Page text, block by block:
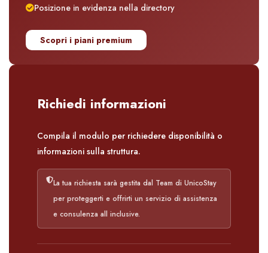
Posizione in evidenza nella directory
Scopri i piani premium
Richiedi informazioni
Compila il modulo per richiedere disponibilità o
informazioni sulla struttura.
La tua richiesta sarà gestita dal Team di UnicoStay
per proteggerti e offrirti un servizio di assistenza
e consulenza all inclusive.